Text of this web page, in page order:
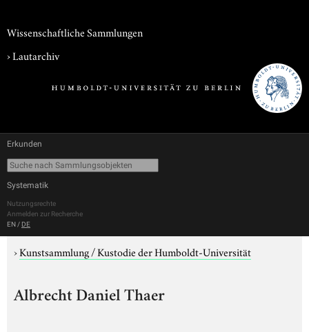
Wissenschaftliche Sammlungen
›Lautarchiv
Erkunden
Systematik
Nutzungsrechte
Anmelden zur Recherche
EN / DE
›Kunstsammlung / Kustodie der Humboldt-Universität
Albrecht Daniel Thaer